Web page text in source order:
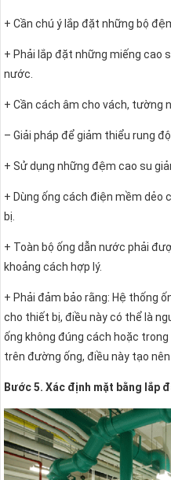
+ Cần chú ý lắp đặt những bộ
+ Phải lắp đặt những miếng cao
nước.
+ Cần cách âm cho vách, tường
– Giải pháp để giảm thiểu rung
+ Sử dụng những đệm cao su
+ Dùng ống cách điện mềm dẻo
bị.
+ Toàn bộ ống dẫn nước phải
khoảng cách hợp lý.
+ Phải đảm bảo rằng: Hệ thống
cho thiết bị, điều này có thể là
ống không đúng cách hoặc
trên đường ống, điều này tạo
Bước 5. Xác định mặt bằng lắp